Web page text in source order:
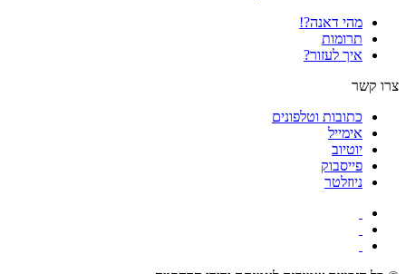
מהי דאנה?!
תרומות
איך לעזור?
צרו קשר
כתובות וטלפונים
אימייל
יוטיוב
פייסבוק
ניוזלטר